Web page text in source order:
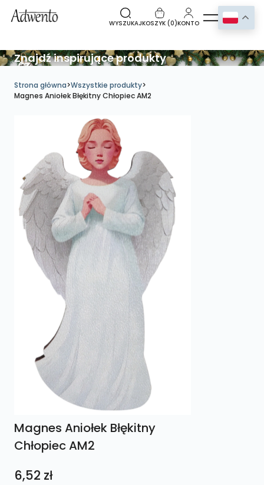
WYSZUKAJKOSZYK (0)KONTO
Znajdź inspirujące produkty
Strona główna>Wszystkie produkty>
Magnes Aniołek Błękitny Chłopiec AM2
Magnes Aniołek Błękitny
Chłopiec AM2
6,52 zł